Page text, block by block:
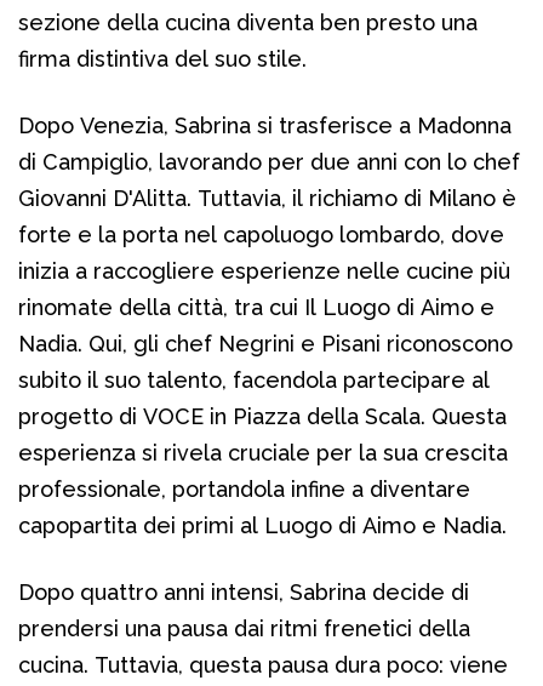
sezione della cucina diventa ben presto una
firma distintiva del suo stile.
Dopo Venezia, Sabrina si trasferisce a Madonna
di Campiglio, lavorando per due anni con lo chef
Giovanni D'Alitta. Tuttavia, il richiamo di Milano è
forte e la porta nel capoluogo lombardo, dove
inizia a raccogliere esperienze nelle cucine più
rinomate della città, tra cui Il Luogo di Aimo e
Nadia. Qui, gli chef Negrini e Pisani riconoscono
subito il suo talento, facendola partecipare al
progetto di VOCE in Piazza della Scala. Questa
esperienza si rivela cruciale per la sua crescita
professionale, portandola infine a diventare
capopartita dei primi al Luogo di Aimo e Nadia.
Dopo quattro anni intensi, Sabrina decide di
prendersi una pausa dai ritmi frenetici della
cucina. Tuttavia, questa pausa dura poco: viene